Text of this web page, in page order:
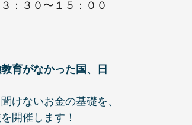
３：３０〜１５：００
育がなかった国、日
けないお金の基礎を、
開催します！